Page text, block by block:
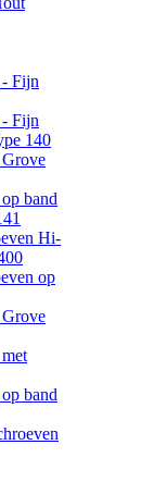
- Fijn
- Fijn
140
Grove
band
Hi-
op
Grove
band